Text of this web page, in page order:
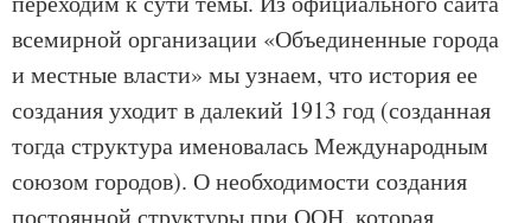
всемирной организации «Объединенные города
и местные власти» мы узнаем, что история ее
создания уходит в далекий 1913 год (созданная
тогда структура именовалась Международным
союзом городов). О необходимости создания
постоянной структуры при ООН, которая